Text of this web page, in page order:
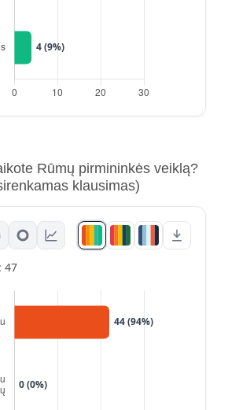
Rūmų pirmininkės veiklą?
klausimas)
47